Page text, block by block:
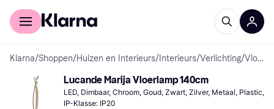
Voor shoppers
Klarna/Shoppen/Huizen en Interieurs/ Interieurs/Verlichting/ Vloerlampen
Lucande Marija Vloerlamp 140cm
LED, Dimbaar, Chroom, Goud, Zwart, Zilver, Metaal, Plastic,
IP-Klasse: IP20